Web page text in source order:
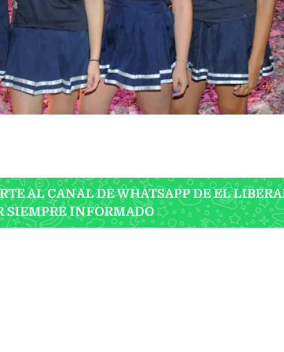
AL CANAL DE WHATSAPP DE EL
SIEMPRE INFORMADO